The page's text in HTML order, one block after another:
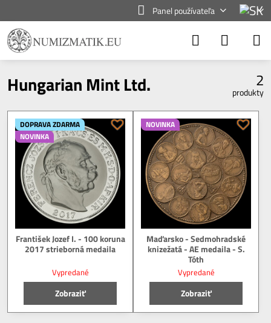
Panel používateľa
Hungarian Mint Ltd. 2
produkty
DOPRAVA ZDARMA
NOVINKA
František Jozef I. - 100 koruna
2017 strieborná medaila
Vypredané
Zobraziť
NOVINKA
Maďarsko - Sedmohradské
knizežatá - AE medaila - S.
Tóth
Vypredané
Zobraziť